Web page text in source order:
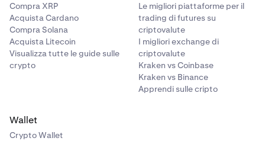
Compra XRP
Acquista Cardano
Compra Solana
Acquista Litecoin
Visualizza tutte le guide sulle
crypto
Le migliori piattaforme per il
trading di futures su
criptovalute
I migliori exchange di
criptovalute
Kraken vs Coinbase
Kraken vs Binance
Apprendi sulle cripto
Wallet
Crypto Wallet